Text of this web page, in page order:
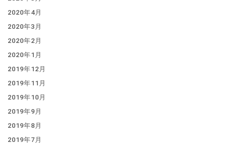
2020年4月
2020年3月
2020年2月
2020年1月
2019年12月
2019年11月
2019年10月
2019年9月
2019年8月
2019年7月